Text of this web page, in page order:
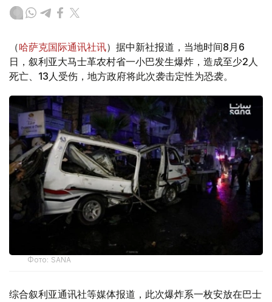
（哈萨克国际通讯社讯）据中新社报道，当地时间8月6
日，叙利亚大马士革农村省一小巴发生爆炸，造成至少2人
死亡、13人受伤，地方政府将此次袭击定性为恐袭。
Фото: SANA
综合叙利亚通讯社等媒体报道，此次爆炸系一枚安放在巴士